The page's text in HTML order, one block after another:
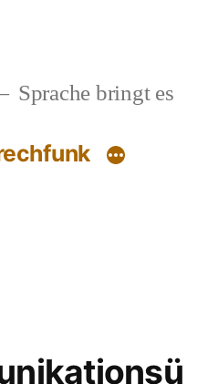
Sprache bringt es